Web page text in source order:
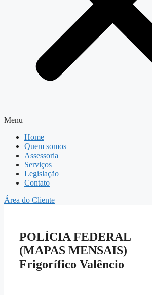
Menu
Home
Quem somos
Assessoria
Serviços
Legislação
Contato
Área do Cliente
POLÍCIA FEDERAL
(MAPAS MENSAIS)
Frigorífico Valêncio